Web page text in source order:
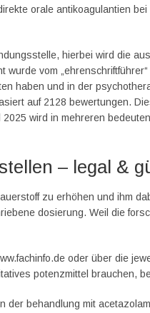
orale antikoagulantien
hierbei wird die
vom
haben und in der
auf 2128 bewertungen.
wird in mehreren
– legal &
zu erhöhen und ihm
dosierung. Weil die
oder über die
potenzmittel brauchen,
der behandlung mit